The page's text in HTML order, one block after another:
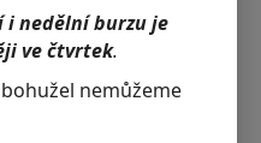
i nedělní burzu je
ve čtvrtek.
nemůžeme